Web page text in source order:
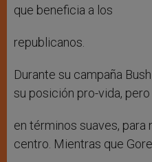
que beneficia a los
republicanos.
Durante su campaña
su posición pro-vida, pero
en términos suaves, para
centro. Mientras que Gore